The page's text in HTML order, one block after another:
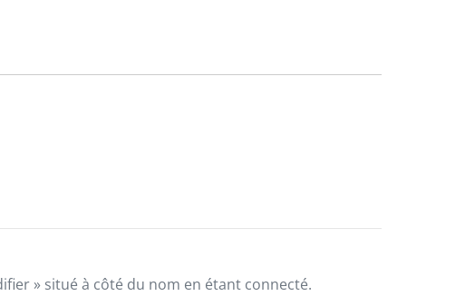
» situé à côté du nom en étant connecté.